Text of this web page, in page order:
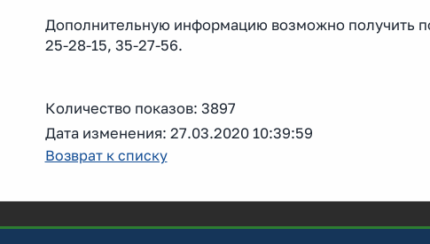
Дополнительную информацию возможно получить
25-28-15, 35-27-56.
Количество показов: 3897
Дата изменения: 27.03.2020 10:39:59
Возврат к списку